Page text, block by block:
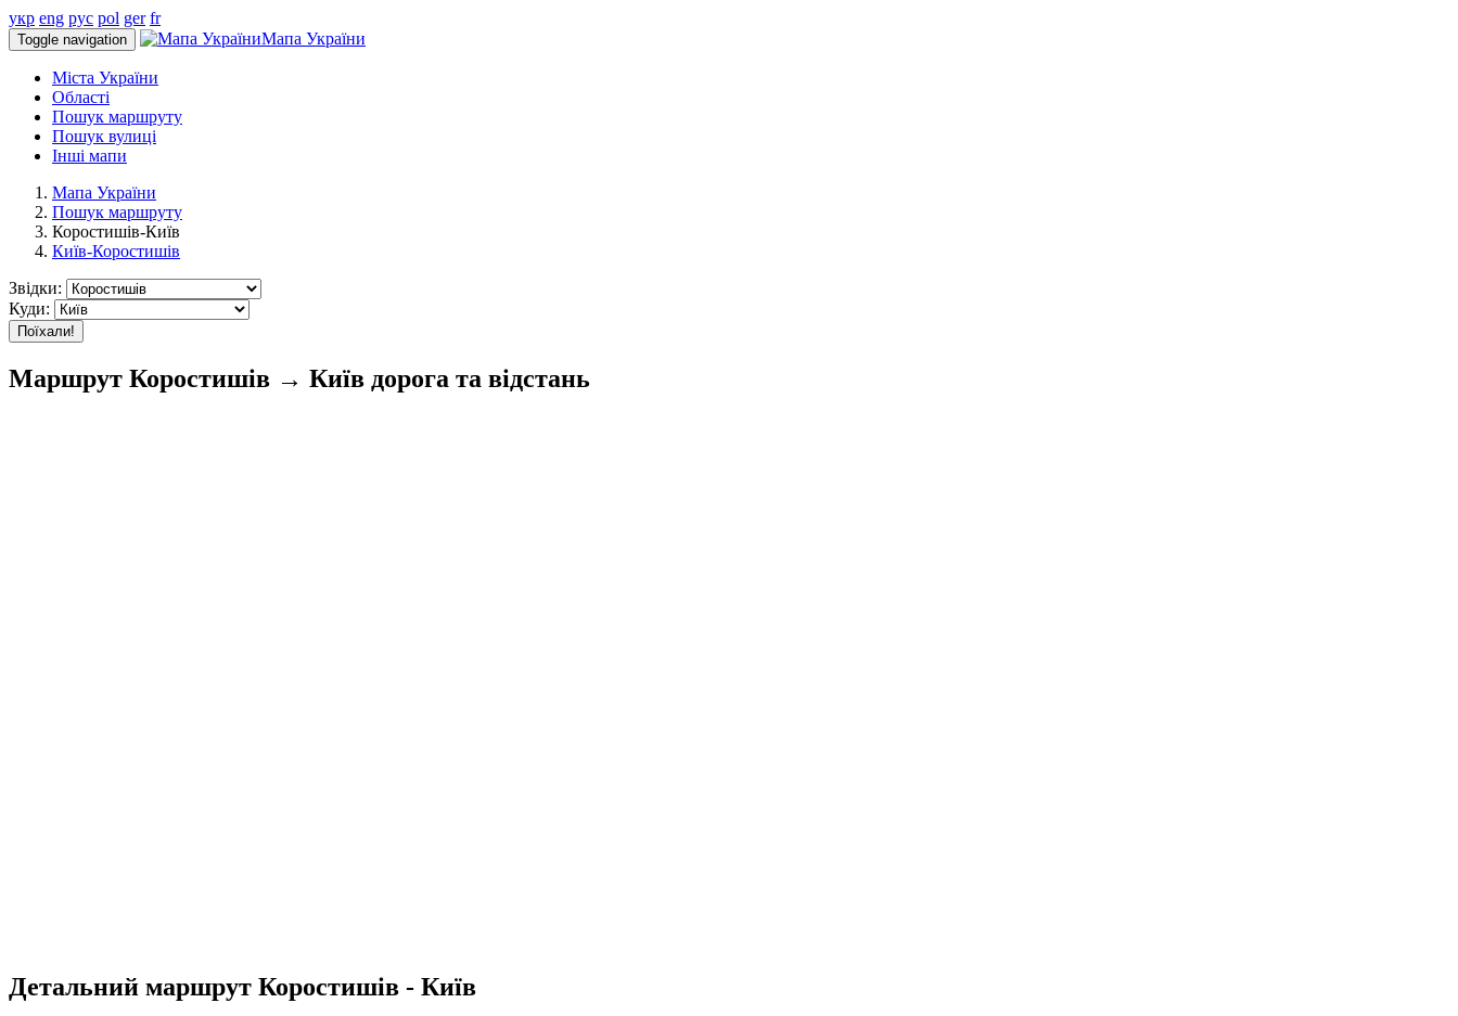
укр eng рус pol ger fr
Toggle navigation Мапа України
Міста України
Області
Пошук маршруту
Пошук вулиці
Інші мапи
Мапа України
Пошук маршруту
Коростишів-Київ
Київ-Коростишів
Звідки:
Куди:
Поїхали!
Маршрут Коростишів → Київ дорога та відстань
Детальний маршрут Коростишів - Київ